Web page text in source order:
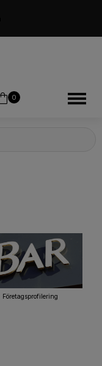
0
Företagsprofilering